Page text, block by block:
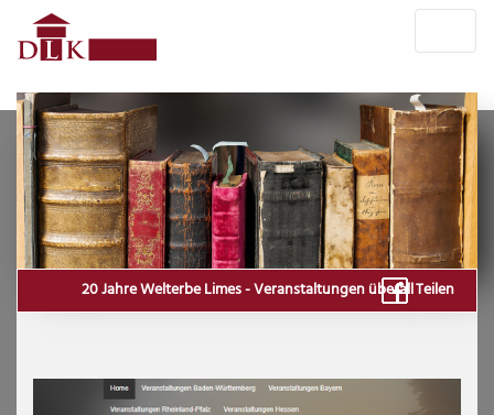
20 Jahre Welterbe Limes - Veranstaltungen überallTeilen